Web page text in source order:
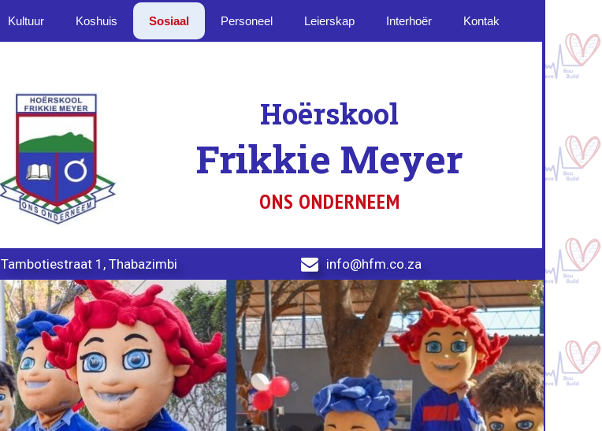
Kultuur Koshuis Sosiaal Personeel Leierskap Interhoër Kontak
Hoërskool
Frikkie Meyer
ONS ONDERNEEM
Tambotiestraat 1, Thabazimbi  info@hfm.co.za